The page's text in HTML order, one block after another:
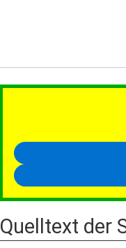
Quelltext der